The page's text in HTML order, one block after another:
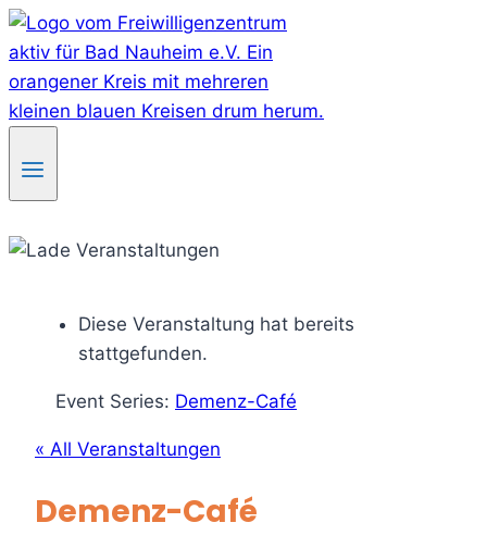
Skip
to
content
Diese Veranstaltung hat bereits
stattgefunden.
Event Series: Demenz-Café
« All Veranstaltungen
Demenz-Café